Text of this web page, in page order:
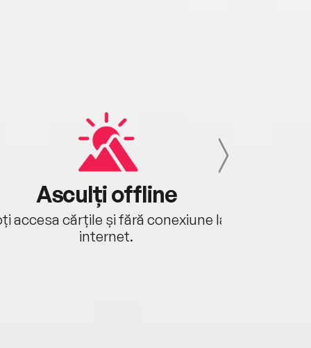
Asculți offline
accesa cărțile și fără conexiune la
internet.